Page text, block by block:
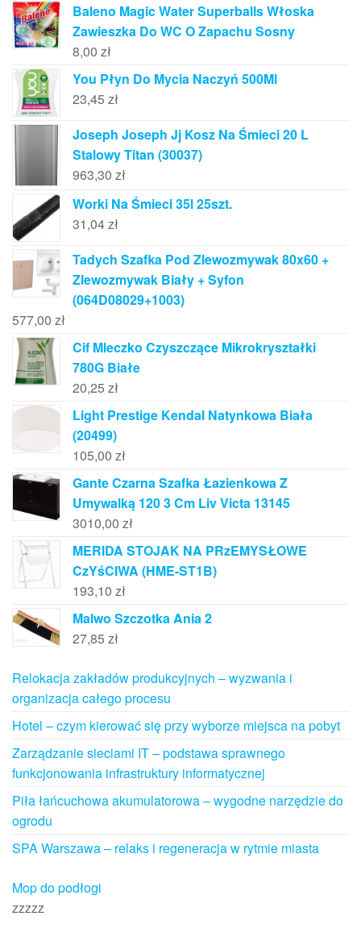
Baleno Magic Water Superballs Włoska
Zawieszka Do WC O Zapachu Sosny
8,00 zł
You Płyn Do Mycia Naczyń 500Ml
23,45 zł
Joseph Joseph Jj Kosz Na Śmieci 20 L
Stalowy Titan (30037)
963,30 zł
Worki Na Śmieci 35l 25szt.
31,04zł
Tadych Szafka Pod Zlewozmywak 80x60 +
Zlewozmywak Biały + Syfon
(064D08029+1003)
577,00 zł
Cif Mleczko Czyszczące Mikrokryształki
780G Białe
20,25 zł
Light Prestige Kendal Natynkowa Biała
(20499)
105,00 zł
Gante Czarna Szafka Łazienkowa Z
Umywalką 120 3 Cm Liv Victa 13145
3010,00 zł
MERIDA STOJAK NA PRzEMYSŁOWE
CzYśCIWA (HME-ST1B)
193,10 zł
Malwo Szczotka Ania 2
27,85 zł
Relokacja zakładów produkcyjnych – wyzwania i
organizacja całego procesu
Hotel – czym kierować się przy wyborze miejsca na pobyt
Zarządzanie sieciami IT – podstawa sprawnego
funkcjonowania infrastruktury informatycznej
Piła łańcuchowa akumulatorowa – wygodne narzędzie do
ogrodu
SPA Warszawa – relaks i regeneracja w rytmie miasta
Mop do podłogi
zzzzz